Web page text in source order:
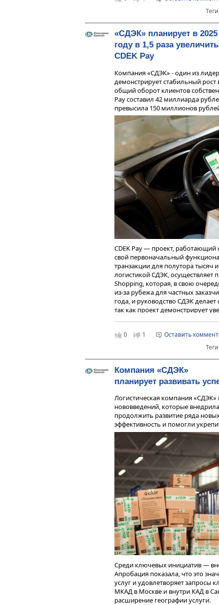
Все показатели
вследствие улучшения
отметить, что все показатели
среднеотраслевые значения.
Стратегия компании до конца
складскую инфраструктуру, IT-
разработку и обновление
использованием
аналитиков, юристов и
обработку данных и
«СДЭК» планирует в 2025
году в 1,5 раза
CDEK Pay
Компания «СДЭК» - один из
демонстрирует стабильный рост
общий оборот клиентов
Pay составил 42 миллиарда
превысила 150 миллионов
CDEK Pay — проект,
свой первоначальный
транзакции для полутора тысяч
логистикой СДЭК, осуществляет
Shopping, которая, в свою
из-за рубежа для частных
года, и руководство СДЭК
так как проект демонстрирует
22 178 рублей, и наличие
Представители эмитента
сервисов довольно высока.
рынке сервисов для интернет-
Дмитрий Балин поясняет:
Финансовые организации,
располагают
конкуренты-
плане финансовых
есть у маркетплейсов,
действуем на рынке
который составляет 20-
commerce, это около 2-3
всегда будет
рынка электронной
СДЭК обслуживается
котором
и в целом у группы СДЭК
дальнейшего развития в
сервисов для
По итогам 2025 года эмитент
платёжного агрегатора на 150%
разработала стратегию
использовать потенциал
продолжать
платежных, кассовых,
0 1
Оставить
Компания «СДЭК»
планирует развивать
Логистическая компания
нововведений, которые
продолжить развитие ряда
эффективность и помогли
Среди ключевых инициатив —
Апробация показала, что это
услуг и удовлетворяет запросы
МКАД в Москве и внутри КАД в
расширение географии услуги.